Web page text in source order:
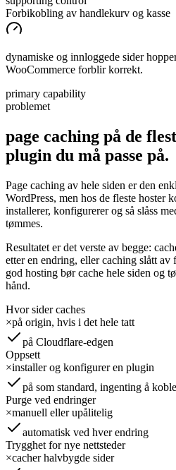
Forbikobling av handlekurv og kasse
dynamiske og innloggede sider
WooCommerce forblir korrekt.
primary capability
problemet
page caching på de
plugin du må passe på.
Page caching av hele siden er den
WordPress, men hos de fleste hoster
installerer, konfigurerer og så slåss
tømmes.
Resultatet er det verste av begge:
etter en endring, eller caching slått av
god hosting bør cache hele siden og
hånd.
Hvor sider caches
×på origin, hvis i det hele tatt
på Cloudflare-edgen
Oppsett
×installer og konfigurer en plugin
på som standard, ingenting å
Purge ved endringer
×manuell eller upålitelig
automatisk ved hver endring
Trygghet for nye nettsteder
×cacher halvbygde sider